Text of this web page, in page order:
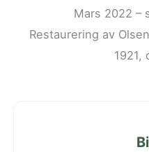
Mars 2022 –
Restaurering av
1921,